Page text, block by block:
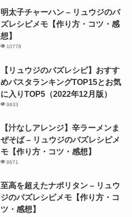
明太子チャーハン – リュウジのバ
ズレシピメモ【作り方・コツ・感
想】
10778
【リュウジのバズレシピ】おすす
めパスタランキングTOP15とお気
に入りTOP5（2022年12月版）
9933
【汁なしアレンジ】辛ラーメンま
ぜそば – リュウジのバズレシピメ
モ【作り方・コツ・感想】
8671
至高を超えたナポリタン – リュウ
ジのバズレシピメモ【作り方・コ
ツ・感想】